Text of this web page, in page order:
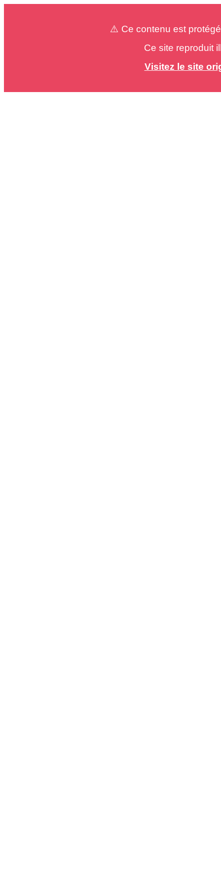
⚠️ Ce contenu est
Ce site reproduit
Visitez le site